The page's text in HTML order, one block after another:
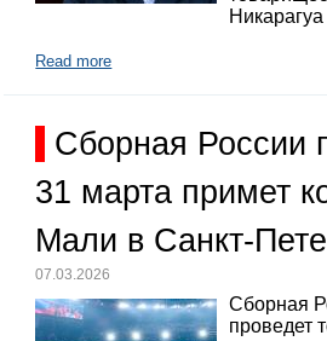
Read more
Сборная России
31 марта примет
Мали в Санкт-
07.03.2026
Сборная
проведет